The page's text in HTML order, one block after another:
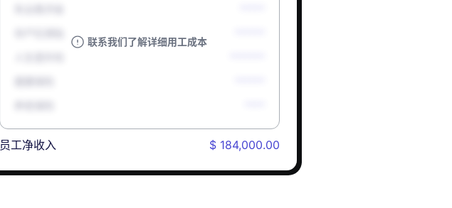
联系我们了解详细用工成本
员工净收入 $ 184,000.00